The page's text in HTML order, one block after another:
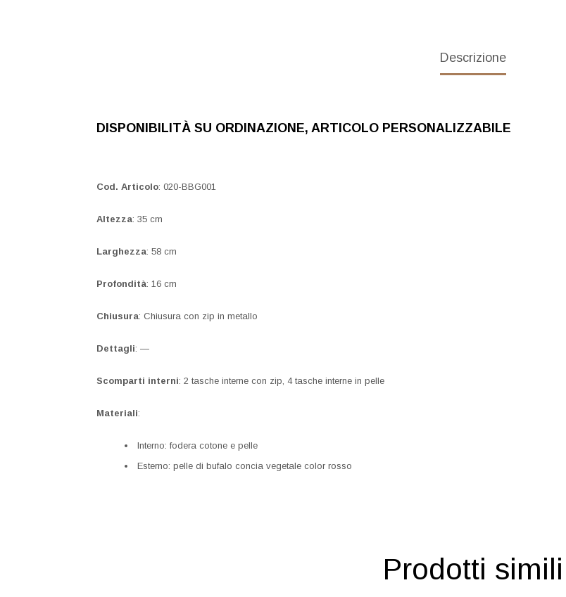
Descrizione
DISPONIBILITÀ SU ORDINAZIONE, ARTICOLO PERSONALIZZABILE
Cod. Articolo: 020-BBG001
Altezza: 35 cm
Larghezza: 58 cm
Profondità: 16 cm
Chiusura: Chiusura con zip in metallo
Dettagli: —
Scomparti interni: 2 tasche interne con zip, 4 tasche interne in pelle
Materiali:
Interno: fodera cotone e pelle
Esterno: pelle di bufalo concia vegetale color rosso
Prodotti simili